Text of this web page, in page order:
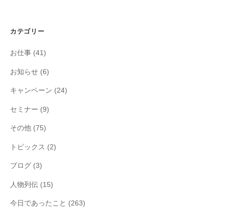
カテゴリー
お仕事 (41)
お知らせ (6)
キャンペーン (24)
セミナー (9)
その他 (75)
トピックス (2)
ブログ (3)
人物列伝 (15)
今日であったこと (263)